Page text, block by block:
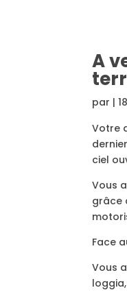
A
par |
Votre
ciel
Vous
grâce
Face
Vous